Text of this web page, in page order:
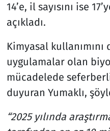
14’e, il sayısını ise
açıkladı.
Kimyasal
uygulamalar olan
mücadelede
duyuran Yumaklı,
“2025 yılında